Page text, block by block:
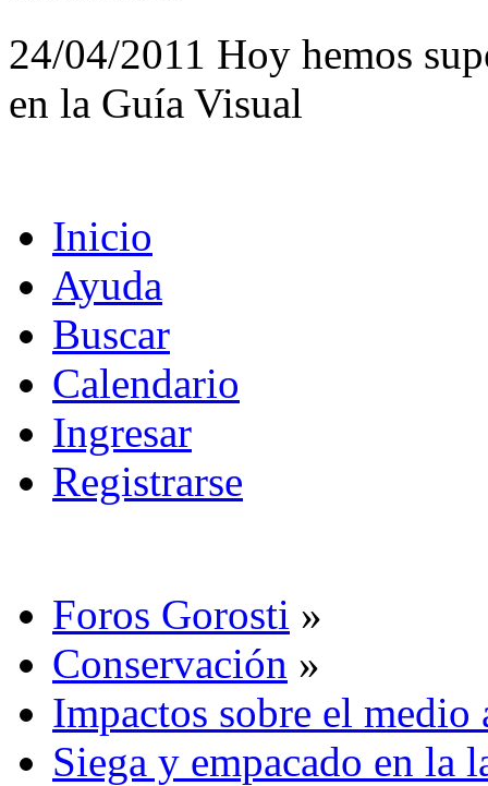
24/04/2011 Hoy hemos
en la Guía Visual
Inicio
Ayuda
Buscar
Calendario
Ingresar
Registrarse
Foros Gorosti »
Conservación »
Impactos sobre el medio
Siega y empacado en la